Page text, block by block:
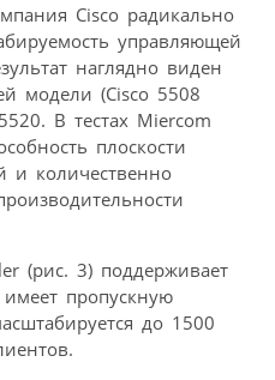
Cisco радикально
управляющей
наглядно виден
модели (Cisco 5508
В тестах Miercom
плоскости
и количественно
(рис. 3) поддерживает
пропускную
до 1500